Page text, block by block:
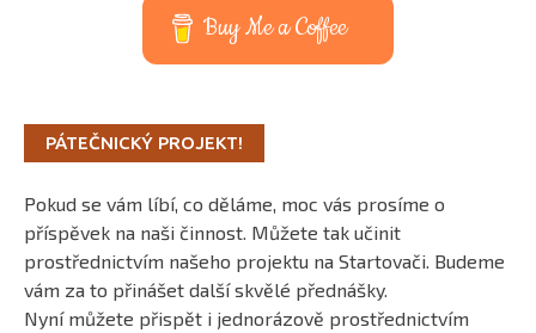
Buy Me a Coffee
PÁTEČNICKÝ PROJEKT!
Pokud se vám líbí, co děláme, moc vás prosíme o
příspěvek na naši činnost. Můžete tak učinit
prostřednictvím našeho projektu na Startovači. Budeme
vám za to přinášet další skvělé přednášky.
Nyní můžete přispět i jednorázově prostřednictvím